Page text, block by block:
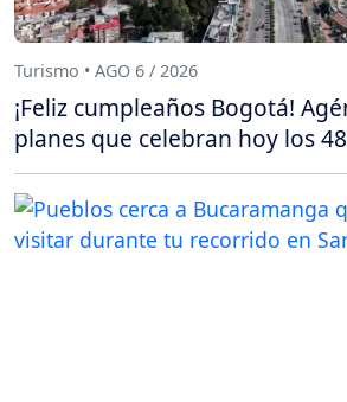
Turismo • AGO 6 / 2026
¡Feliz cumpleaños Bogotá!
planes que celebran hoy los